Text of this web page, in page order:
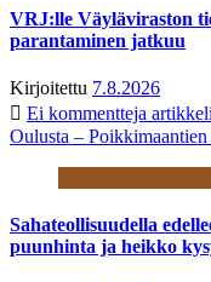
VRJ:lle Väyläviraston
parantaminen jatkuu
Kirjoitettu 7.8.2026
Ei kommentteja
Oulusta –
Sahateollisuudella
puunhinta ja heikko